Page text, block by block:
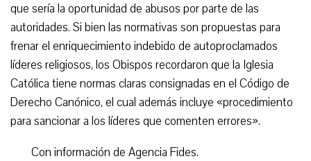
que sería la oportunidad de abusos por parte de las
autoridades. Si bien las normativas son propuestas para
frenar el enriquecimiento indebido de autoproclamados
líderes religiosos, los Obispos recordaron que la Iglesia
Católica tiene normas claras consignadas en el Código de
Derecho Canónico, el cual además incluye «procedimiento
para sancionar a los líderes que comenten errores».
Con información de Agencia Fides.